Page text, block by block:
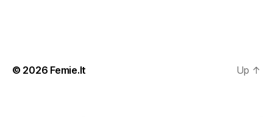
© 2026 Femie.lt Up ↑